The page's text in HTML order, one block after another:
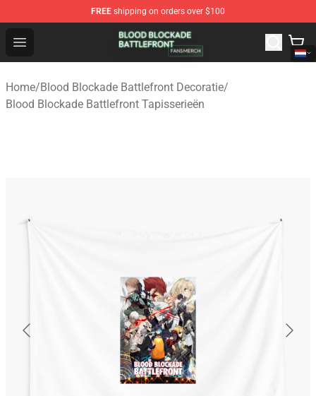
FREE shipping on orders over $100
Open menu
Blood Blockade Battlefront Shop - Official Blood
Home/Blood Blockade Battlefront Decoratie/
Blood Blockade Battlefront Tapisserieën